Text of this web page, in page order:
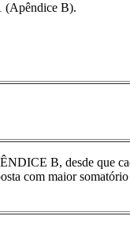
(Apêndice B).
B, desde que
com maior